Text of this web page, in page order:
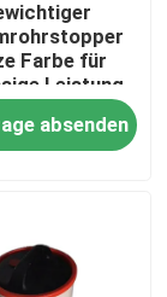
Farbe für
Leistung
absenden